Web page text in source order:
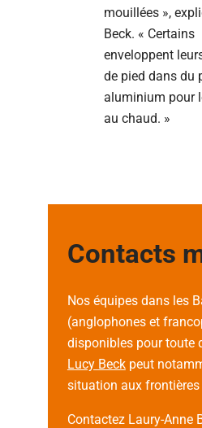
mouillées »,
Beck. « Certains
enveloppent
de pied dans du
aluminium pour
au chaud. »
Contacts
Nos équipes dans les
(anglophones et
disponibles pour toute
Lucy Beckpeut
situation aux frontières
Contactez Laury-Anne